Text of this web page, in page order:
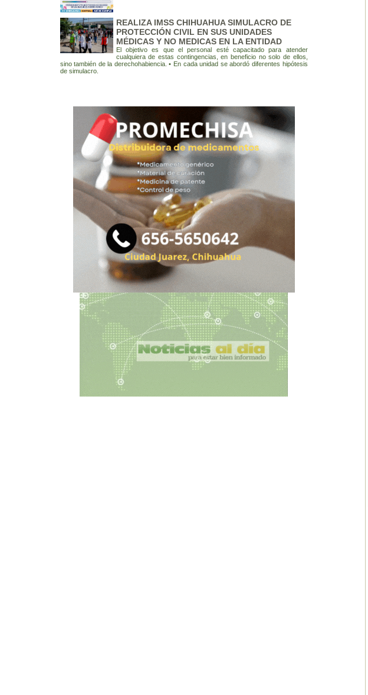
REALIZA IMSS CHIHUAHUA SIMULACRO DE
PROTECCIÓN CIVIL EN SUS UNIDADES
MÉDICAS Y NO MEDICAS EN LA ENTIDAD
El objetivo es que el personal esté capacitado para atender
cualquiera de estas contingencias, en beneficio no solo de ellos,
sino también de la derechohabiencia. • En cada unidad se abordó diferentes hipótesis
de simulacro.